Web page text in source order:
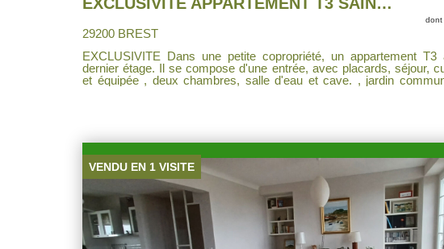
dont
29200 BREST
EXCLUSIVITE Dans une petite copropriété, un appartement T3 au deuxième et
dernier étage. Il se compose d'une entrée, avec placards, séjour,
et équipée , deux chambres, salle d'eau et cave. , jardin commun. IDEAL POUR
VENDU EN 1 VISITE